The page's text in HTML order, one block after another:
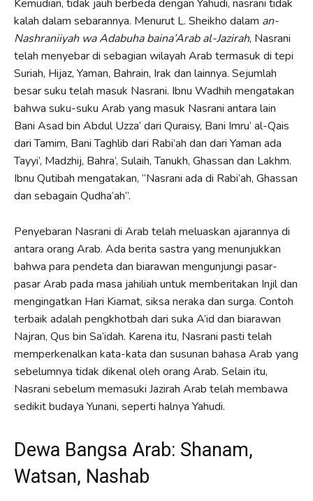
Kemudian, tidak jauh berbeda dengan Yahudi, nasrani tidak
kalah dalam sebarannya. Menurut L. Sheikho dalam an-
Nashraniiyah wa Adabuha baina’Arab al-Jazirah, Nasrani
telah menyebar di sebagian wilayah Arab termasuk di tepi
Suriah, Hijaz, Yaman, Bahrain, Irak dan lainnya. Sejumlah
besar suku telah masuk Nasrani. Ibnu Wadhih mengatakan
bahwa suku-suku Arab yang masuk Nasrani antara lain
Bani Asad bin Abdul Uzza’ dari Quraisy, Bani Imru’ al-Qais
dari Tamim, Bani Taghlib dari Rabi’ah dan dari Yaman ada
Tayyi’, Madzhij, Bahra’, Sulaih, Tanukh, Ghassan dan Lakhm.
Ibnu Qutibah mengatakan, “Nasrani ada di Rabi’ah, Ghassan
dan sebagain Qudha’ah”.
Penyebaran Nasrani di Arab telah meluaskan ajarannya di
antara orang Arab. Ada berita sastra yang menunjukkan
bahwa para pendeta dan biarawan mengunjungi pasar-
pasar Arab pada masa jahiliah untuk memberitakan Injil dan
mengingatkan Hari Kiamat, siksa neraka dan surga. Contoh
terbaik adalah pengkhotbah dari suka A’id dan biarawan
Najran, Qus bin Sa’idah. Karena itu, Nasrani pasti telah
memperkenalkan kata-kata dan susunan bahasa Arab yang
sebelumnya tidak dikenal oleh orang Arab. Selain itu,
Nasrani sebelum memasuki Jazirah Arab telah membawa
sedikit budaya Yunani, seperti halnya Yahudi.
Dewa Bangsa Arab: Shanam,
Watsan, Nashab